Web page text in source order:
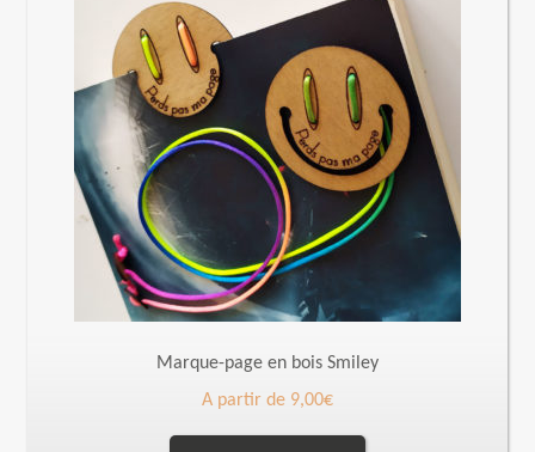
Marque-page en bois Smiley
A partir de 9,00€